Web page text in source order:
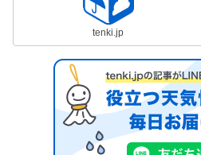
tenki.jp